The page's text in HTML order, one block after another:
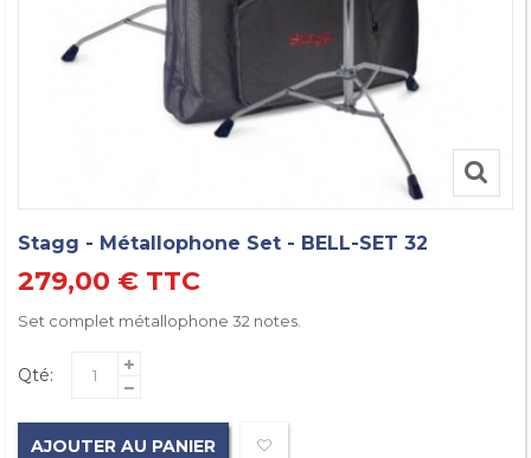
Stagg - Métallophone Set - BELL-SET 32
279,00 € TTC
Set complet métallophone 32 notes.
Qté:
AJOUTER AU PANIER